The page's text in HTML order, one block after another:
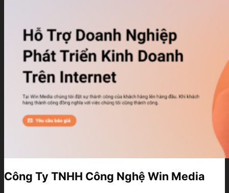
Công Ty TNHH Công Nghệ Win Media